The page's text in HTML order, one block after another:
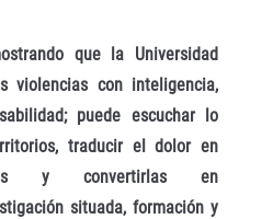
que la Universidad
violencias con inteligencia,
puede escuchar lo
traducir el dolor en
y convertirlas en
situada, formación y